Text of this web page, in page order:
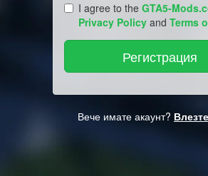
I agree to the GTA5-
Privacy Policy and Terms
Вече имате акаунт?